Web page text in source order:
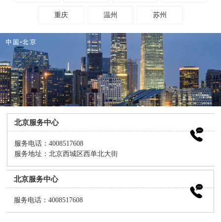
重庆 温州 苏州
北京服务中心
服务电话：4008517608
服务地址：北京西城区西单北大街
北京服务中心
服务电话：4008517608